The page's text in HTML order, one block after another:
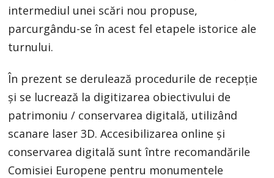
intermediul unei scări nou propuse,
parcurgându-se în acest fel etapele istorice ale
turnului.
În prezent se derulează procedurile de recepție
și se lucrează la digitizarea obiectivului de
patrimoniu / conservarea digitală, utilizând
scanare laser 3D. Accesibilizarea online și
conservarea digitală sunt între recomandările
Comisiei Europene pentru monumentele